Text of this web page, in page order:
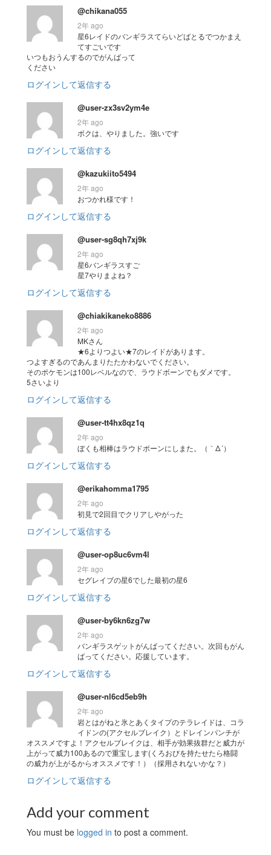
@chikana055
2年 ago
星6レイドのバンギラスてらいどばとるでつかまえ
てすごいです
いつもおうんするのでがんばって
ください
ログインして返信する
@user-zx3sv2ym4e
2年 ago
ボクは、やりました。強いです
ログインして返信する
@kazukiito5494
2年 ago
おつかれ様です！
ログインして返信する
@user-sg8qh7xj9k
2年 ago
星6バンギラスすご
星7やりまよね？
ログインして返信する
@chiakikaneko8886
2年 ago
MKさん
★6よりつよい★7のレイドがあります。
つよすぎるのであんまりたたかわないでください。
そのポケモンは100レベルなので、ラウドボーンでもダメです。
5さいより
ログインして返信する
@user-tt4hx8qz1q
2年 ago
ぼくも相棒はラウドボーンにしまた。（｀Δ´）
ログインして返信する
@erikahomma1795
2年 ago
初見で2回目でクリアしやがった
ログインして返信する
@user-op8uc6vm4l
2年 ago
セグレイブの星6でした最初の星6
ログインして返信する
@user-by6kn6zg7w
2年 ago
バンギラスゲットがんばってください。次回もがん
ばってください。応援しています。
ログインして返信する
@user-nl6cd5eb9h
2年 ago
岩とはがねと氷とあくタイプのテラレイドは、コラ
イドンの(アクセルブレイク）とドレインパンチが
オススメですよ！アクセルブレイクは、相手が効果抜群だと威力が
上がって威力100あるので重宝します(くろおびを持たせたら格闘
の威力が上がるからオススメです！）（採用されないかな？）
ログインして返信する
Add your comment
You must be logged in to post a comment.